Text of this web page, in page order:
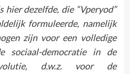
hier dezelfde, die “Vperyod”
formuleerde, namelijk
zijn voor een volledige
sociaal-democratie in de
d.w.z. voor de